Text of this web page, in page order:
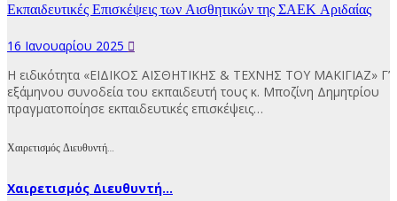
Εκπαιδευτικές Επισκέψεις των Αισθητικών της ΣΑΕΚ Αριδαίας
16 Ιανουαρίου 2025
Η ειδικότητα «ΕΙΔΙΚΟΣ ΑΙΣΘΗΤΙΚΗΣ & ΤΕΧΝΗΣ ΤΟΥ ΜΑΚΙΓΙΑΖ» Γ’
εξάμηνου συνοδεία του εκπαιδευτή τους κ. Μποζίνη Δημητρίου
πραγματοποίησε εκπαιδευτικές επισκέψεις…
Χαιρετισμός Διευθυντή…
Χαιρετισμός Διευθυντή...